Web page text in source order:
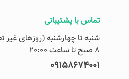
تماس با پشتیبانی
شنبه تا چهارشنبه (روزهای غیر
8 صبح تا ساعت 20:00
09158674001